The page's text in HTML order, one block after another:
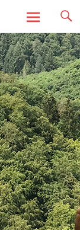
Zum
Inhalt
springen